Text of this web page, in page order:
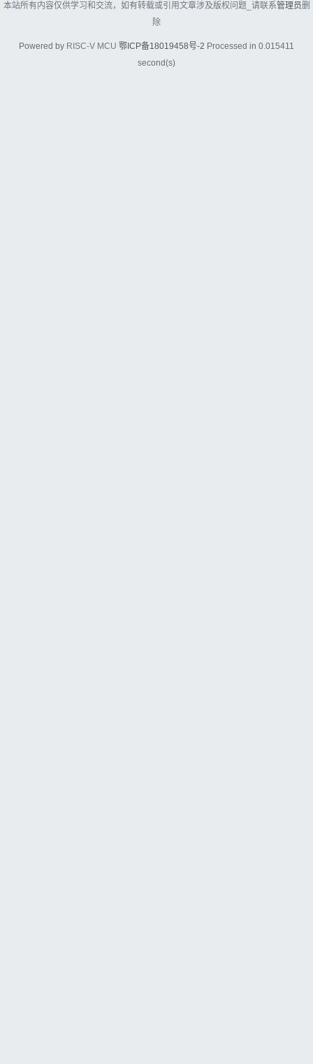
本站所有内容仅供学习和交流，如有转载或引用文章涉及版权问题_请联系管理员删
除
Powered by RISC-V MCU 鄂ICP备18019458号-2 Processed in 0.015411
second(s)